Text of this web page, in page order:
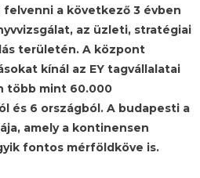
a következő 3 évben
az üzleti, stratégiai
területén. A központ
kínál az EY tagvállalatai
több mint 60.000
és 6 országból. A budapesti a
amely a kontinensen
fontos mérföldköve is.